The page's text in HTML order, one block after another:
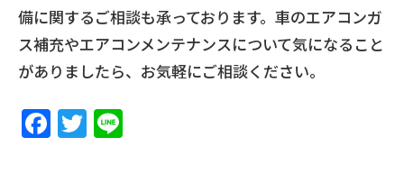
備に関するご相談も承っております。車のエアコンガ
ス補充やエアコンメンテナンスについて気になること
がありましたら、お気軽にご相談ください。
F
a
T
w